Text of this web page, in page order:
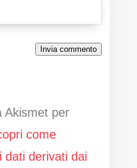
Invia commento
Akismet per
come
dati derivati dai